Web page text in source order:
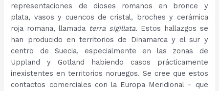
representaciones de dioses romanos en bronce y
plata, vasos y cuencos de cristal, broches y cerámica
roja romana, llamada terra sigillata. Estos hallazgos se
han producido en territorios de Dinamarca y el sur y
centro de Suecia, especialmente en las zonas de
Uppland y Gotland habiendo casos prácticamente
inexistentes en territorios noruegos. Se cree que estos
contactos comerciales con la Europa Meridional – que